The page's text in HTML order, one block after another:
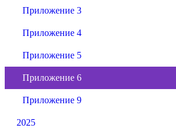
Приложение 3
Приложение 4
Приложение 5
Приложение 6
Приложение 9
2025